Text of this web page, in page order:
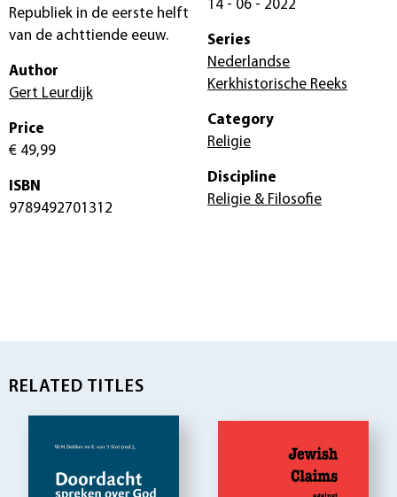
Republiek in de eerste helft
van de achttiende eeuw.
Author
Gert Leurdijk
Price
€ 49,99
ISBN
9789492701312
14 - 06 - 2022
Series
Nederlandse
Kerkhistorische Reeks
Category
Religie
Discipline
Religie & Filosofie
RELATED TITLES